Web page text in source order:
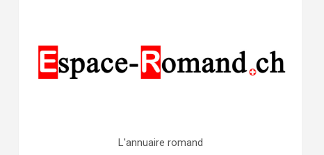
L'annuaire romand